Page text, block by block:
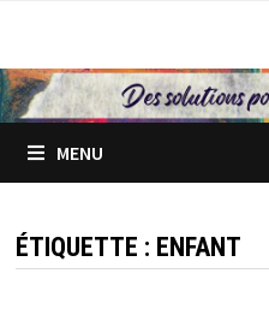
contenu
MENU
ÉTIQUETTE : ENFANT